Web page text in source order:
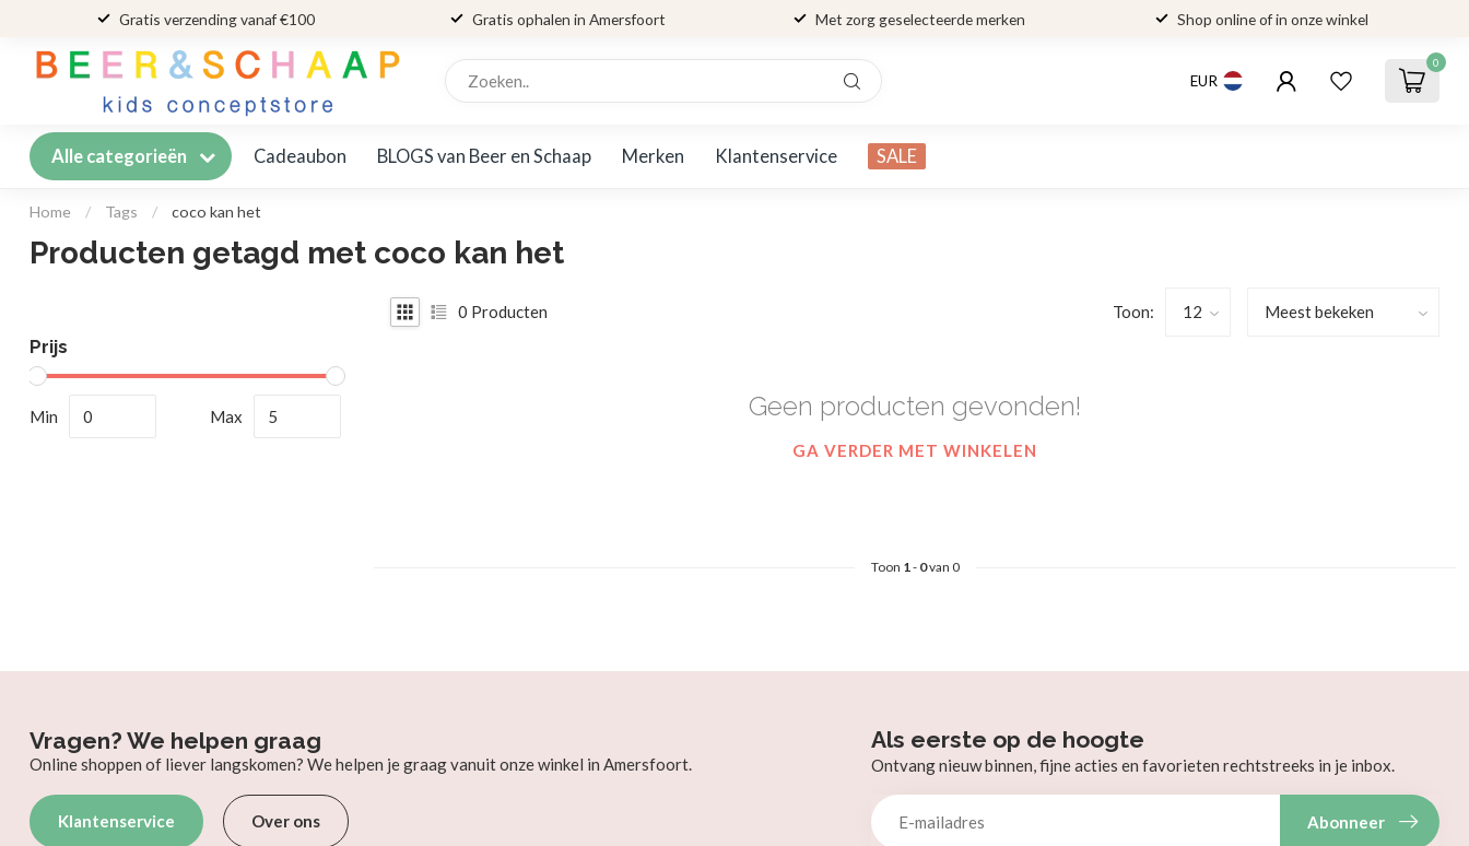
Gratis verzending vanaf €100 Gratis ophalen in Amersfoort Met zorg geselecteerde merken Shop online of in onze winkel
EUR
0
Alle categorieën Cadeaubon BLOGS van Beer en Schaap Merken Klantenservice SALE
Home / Tags / coco kan het
Producten getagd met coco kan het
Prijs
Min Max
0 Producten Toon:
Geen producten gevonden!
GA VERDER MET WINKELEN
Toon 1- 0van 0
Vragen? We helpen graag
Online shoppen of liever langskomen? We helpen je graag vanuit onze winkel in Amersfoort.
Klantenservice Over ons
Als eerste op de hoogte
Ontvang nieuw binnen, fijne acties en favorieten rechtstreeks in je inbox.
Abonneer